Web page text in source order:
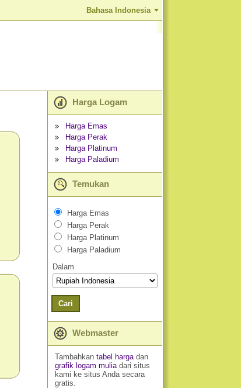
Bahasa Indonesia
Harga Logam
Harga Emas
Harga Perak
Harga Platinum
Harga Paladium
Temukan
Harga Emas
Harga Perak
Harga Platinum
Harga Paladium
Dalam
Cari
Webmaster
Tambahkan tabel hargadan
grafik logam muliadari situs
kami ke situs Anda secara
gratis.